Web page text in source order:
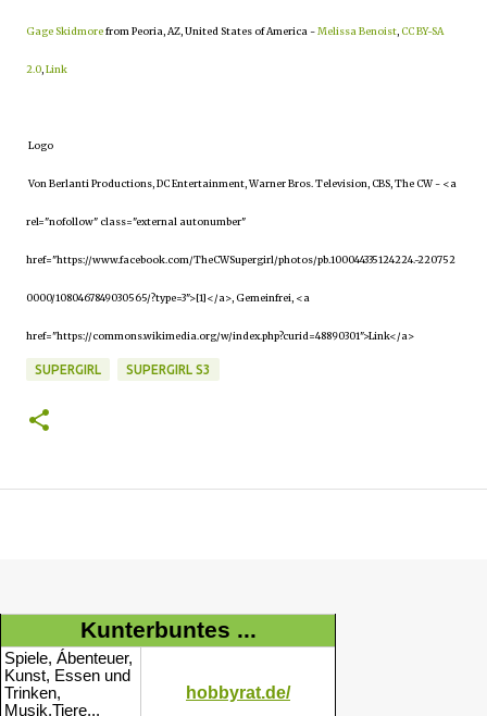
Gage Skidmorefrom Peoria, AZ, United States of America -Melissa Benoist, CC BY-SA
2.0,Link
Logo
Von Berlanti Productions, DC Entertainment, Warner Bros. Television, CBS, The CW - <a
rel="nofollow" class="external autonumber"
href="https://www.facebook.com/TheCWSupergirl/photos/pb.100044335124224.-220752
0000/1080467849030565/?type=3">[1]</a>, Gemeinfrei, <a
href="https://commons.wikimedia.org/w/index.php?curid=48890301">Link</a>
SUPERGIRL SUPERGIRL S3
Kunterbuntes ...
Spiele, Ábenteuer,
Kunst, Essen und
Trinken,
Musik,Tiere...
hobbyrat.de/